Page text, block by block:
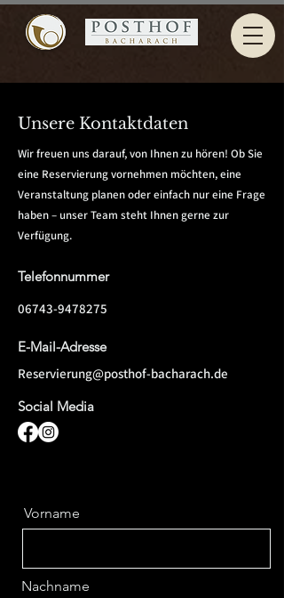
Unsere Kontaktdaten
Wir freuen uns darauf, von Ihnen zu hören! Ob Sie
eine Reservierung vornehmen möchten, eine
Veranstaltung planen oder einfach nur eine Frage
haben – unser Team steht Ihnen gerne zur
Verfügung.
Telefonnummer
06743-9478275
​E-Mail-Adresse
Reservierung@posthof-bacharach.de
Social Media
Vorname
Nachname